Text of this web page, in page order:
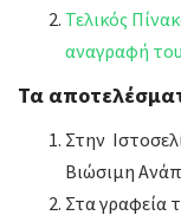
Τελικός
αναγραφή
Τα
Στην
Βιώσιμη
Στα γραφεία